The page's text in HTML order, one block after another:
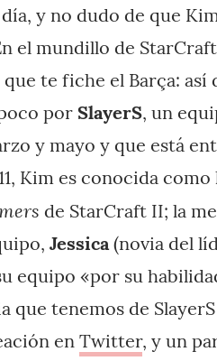
y no dudo de que
el mundillo de
te fiche el Barça: así
por SlayerS, un
y mayo y que está
Kim es conocida
de StarCraft II; la
Jessica(novia del
equipo «por su
que tenemos de
en Twitter, y un